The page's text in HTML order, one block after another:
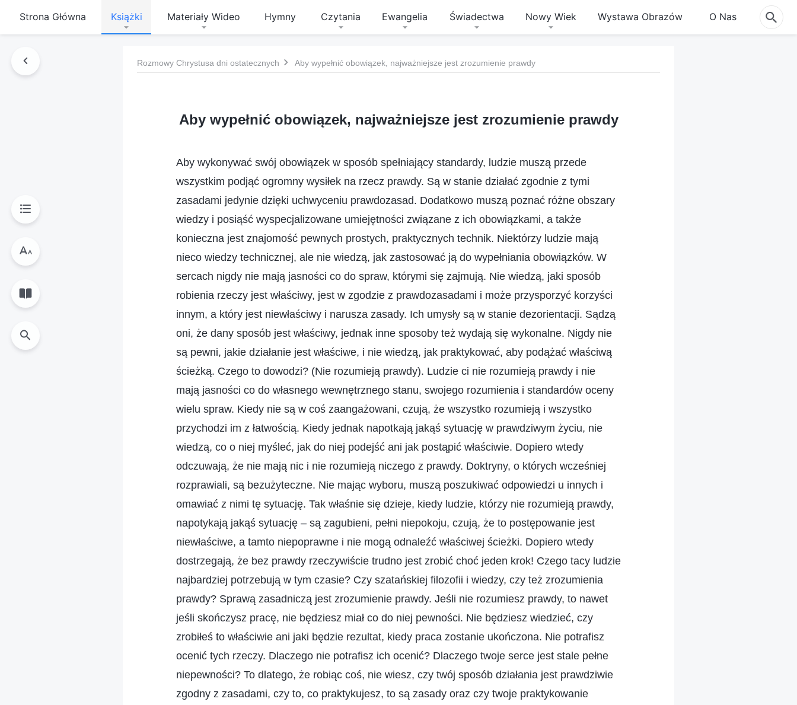
Strona Główna Książki Materiały Wideo Hymny Czytania Ewangelia Świadectwa Nowy Wiek Wystawa Obrazów O Nas
Rozmowy Chrystusa dni ostatecznych Aby wypełnić obowiązek, najważniejsze jest zrozumienie prawdy
Aby wypełnić obowiązek, najważniejsze jest zrozumienie prawdy
Aby wykonywać swój obowiązek w sposób spełniający standardy, ludzie muszą przede
wszystkim podjąć ogromny wysiłek na rzecz prawdy. Są w stanie działać zgodnie z tymi
zasadami jedynie dzięki uchwyceniu prawdozasad. Dodatkowo muszą poznać różne obszary
wiedzy i posiąść wyspecjalizowane umiejętności związane z ich obowiązkami, a także
konieczna jest znajomość pewnych prostych, praktycznych technik. Niektórzy ludzie mają
nieco wiedzy technicznej, ale nie wiedzą, jak zastosować ją do wypełniania obowiązków. W
sercach nigdy nie mają jasności co do spraw, którymi się zajmują. Nie wiedzą, jaki sposób
robienia rzeczy jest właściwy, jest w zgodzie z prawdozasadami i może przysporzyć korzyści
innym, a który jest niewłaściwy i narusza zasady. Ich umysły są w stanie dezorientacji. Sądzą
oni, że dany sposób jest właściwy, jednak inne sposoby też wydają się wykonalne. Nigdy nie
są pewni, jakie działanie jest właściwe, i nie wiedzą, jak praktykować, aby podążać właściwą
ścieżką. Czego to dowodzi? (Nie rozumieją prawdy). Ludzie ci nie rozumieją prawdy i nie
mają jasności co do własnego wewnętrznego stanu, swojego rozumienia i standardów oceny
wielu spraw. Kiedy nie są w coś zaangażowani, czują, że wszystko rozumieją i wszystko
przychodzi im z łatwością. Kiedy jednak napotkają jakąś sytuację w prawdziwym życiu, nie
wiedzą, co o niej myśleć, jak do niej podejść ani jak postąpić właściwie. Dopiero wtedy
odczuwają, że nie mają nic i nie rozumieją niczego z prawdy. Doktryny, o których wcześniej
rozprawiali, są bezużyteczne. Nie mając wyboru, muszą poszukiwać odpowiedzi u innych i
omawiać z nimi tę sytuację. Tak właśnie się dzieje, kiedy ludzie, którzy nie rozumieją prawdy,
napotykają jakąś sytuację – są zagubieni, pełni niepokoju, czują, że to postępowanie jest
niewłaściwe, a tamto niepoprawne i nie mogą odnaleźć właściwej ścieżki. Dopiero wtedy
dostrzegają, że bez prawdy rzeczywiście trudno jest zrobić choć jeden krok! Czego tacy ludzie
najbardziej potrzebują w tym czasie? Czy szatańskiej filozofii i wiedzy, czy też zrozumienia
prawdy? Sprawą zasadniczą jest zrozumienie prawdy. Jeśli nie rozumiesz prawdy, to nawet
jeśli skończysz pracę, nie będziesz miał co do niej pewności. Nie będziesz wiedzieć, czy
zrobiłeś to właściwie ani jaki będzie rezultat, kiedy praca zostanie ukończona. Nie potrafisz
ocenić tych rzeczy. Dlaczego nie potrafisz ich ocenić? Dlaczego twoje serce jest stale pełne
niepewności? To dlatego, że robiąc coś, nie wiesz, czy twój sposób działania jest prawdziwie
zgodny z zasadami, czy to, co praktykujesz, to są zasady oraz czy twoje praktykowanie